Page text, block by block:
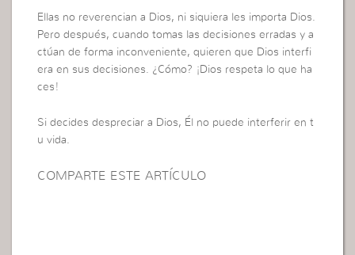
Ellas no reverencian a Dios, ni siquiera les importa Dios.
Pero después, cuando tomas las decisiones erradas y a
ctúan de forma inconveniente, quieren que Dios interfi
era en sus decisiones. ¿Cómo? ¡Dios respeta lo que ha
ces!
Si decides despreciar a Dios, Él no puede interferir en t
u vida.
COMPARTE ESTE ARTÍCULO